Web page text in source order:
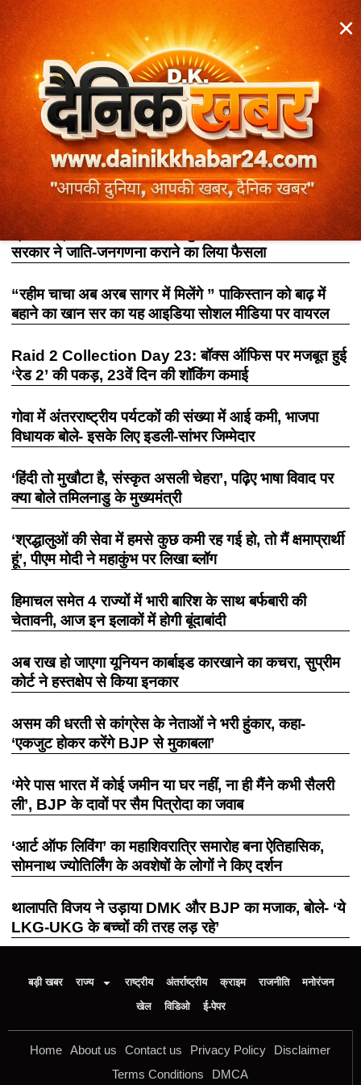
×
टॉप न्यूज़ राज्य-शहर अंतर्राष्ट्रीय स्पोर्ट्स खेल
Category: उत्तर प्रदेश
प्रधानमंत्री मोदी की अध्यक्षता में बुलाई गई कैबिनेट की बैठक में
सरकार ने जाति-जनगणना कराने का लिया फैसला
“रहीम चाचा अब अरब सागर में मिलेंगे ” पाकिस्तान को बाढ़ में
बहाने का खान सर का यह आइडिया सोशल मीडिया पर वायरल
Raid 2 Collection Day 23: बॉक्स ऑफिस पर मजबूत हुई
‘रेड 2’ की पकड़, 23वें दिन की शॉकिंग कमाई
गोवा में अंतरराष्ट्रीय पर्यटकों की संख्या में आई कमी, भाजपा
विधायक बोले- इसके लिए इडली-सांभर जिम्मेदार
‘हिंदी तो मुखौटा है, संस्कृत असली चेहरा’, पढ़िए भाषा विवाद पर
क्या बोले तमिलनाडु के मुख्यमंत्री
‘श्रद्धालुओं की सेवा में हमसे कुछ कमी रह गई हो, तो मैं क्षमाप्रार्थी
हूं’, पीएम मोदी ने महाकुंभ पर लिखा ब्लॉग
हिमाचल समेत 4 राज्यों में भारी बारिश के साथ बर्फबारी की
चेतावनी, आज इन इलाकों में होगी बूंदाबांदी
अब राख हो जाएगा यूनियन कार्बाइड कारखाने का कचरा, सुप्रीम
कोर्ट ने हस्तक्षेप से किया इनकार
असम की धरती से कांग्रेस के नेताओं ने भरी हुंकार, कहा-
‘एकजुट होकर करेंगे BJP से मुकाबला’
‘मेरे पास भारत में कोई जमीन या घर नहीं, ना ही मैंने कभी सैलरी
ली’, BJP के दावों पर सैम पित्रोदा का जवाब
‘आर्ट ऑफ लिविंग’ का महाशिवरात्रि समारोह बना ऐतिहासिक,
सोमनाथ ज्योतिर्लिंग के अवशेषों के लोगों ने किए दर्शन
थालापति विजय ने उड़ाया DMK और BJP का मजाक, बोले- ‘ये
LKG-UKG के बच्चों की तरह लड़ रहे’
बड़ी खबर राज्य राष्ट्रीय अंतर्राष्ट्रीय क्राइम राजनीति
मनोरंजन
खेल
विडिओ ई-पेपर
Home About us Contact us Privacy Policy
Disclaimer
Terms Conditions
DMCA